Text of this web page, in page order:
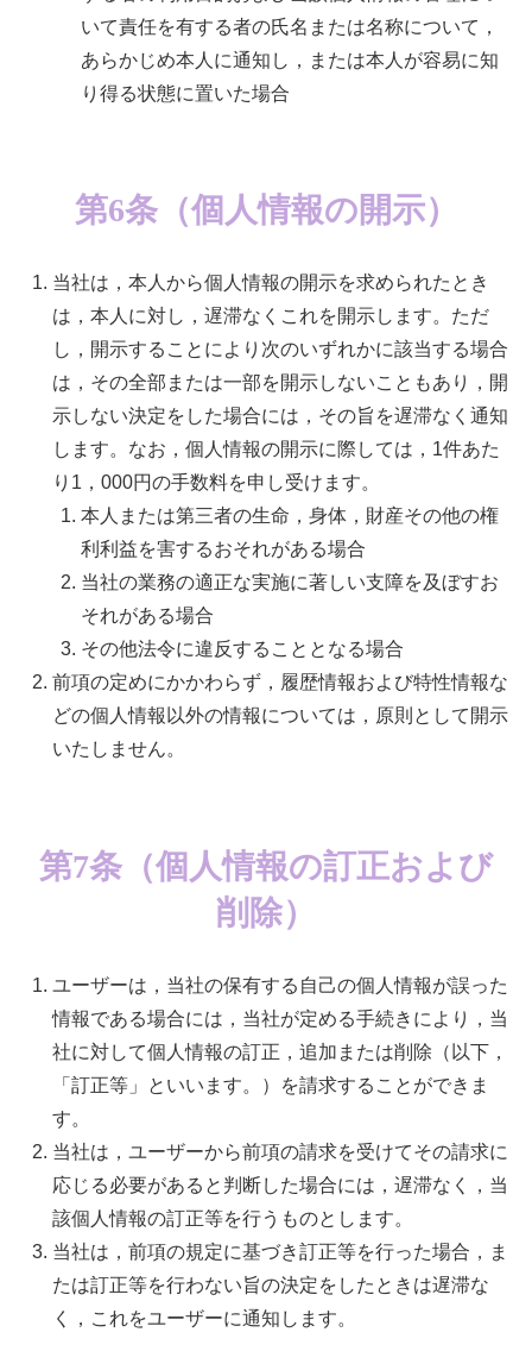
いて責任を有する者の氏名または名称について，
あらかじめ本人に通知し，または本人が容易に知
り得る状態に置いた場合
第6条（個人情報の開示）
当社は，本人から個人情報の開示を求められたとき
は，本人に対し，遅滞なくこれを開示します。ただ
し，開示することにより次のいずれかに該当する場合
は，その全部または一部を開示しないこともあり，開
示しない決定をした場合には，その旨を遅滞なく通知
します。なお，個人情報の開示に際しては，1件あた
り1，000円の手数料を申し受けます。
本人または第三者の生命，身体，財産その他の権
利利益を害するおそれがある場合
当社の業務の適正な実施に著しい支障を及ぼすお
それがある場合
その他法令に違反することとなる場合
前項の定めにかかわらず，履歴情報および特性情報な
どの個人情報以外の情報については，原則として開示
いたしません。
第7条（個人情報の訂正および
削除）
ユーザーは，当社の保有する自己の個人情報が誤った
情報である場合には，当社が定める手続きにより，当
社に対して個人情報の訂正，追加または削除（以下，
「訂正等」といいます。）を請求することができま
す。
当社は，ユーザーから前項の請求を受けてその請求に
応じる必要があると判断した場合には，遅滞なく，当
該個人情報の訂正等を行うものとします。
当社は，前項の規定に基づき訂正等を行った場合，ま
たは訂正等を行わない旨の決定をしたときは遅滞な
く，これをユーザーに通知します。